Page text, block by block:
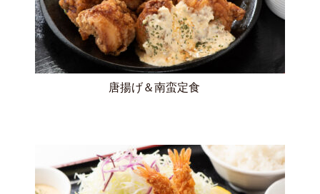
唐揚げ＆南蛮定食